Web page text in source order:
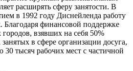
расширять сферу занятости. В
в 1992 году Диснейленда работу
Благодаря финансовой поддержке
взявших на себя 50%
в сфере организации досуга,
30 тысяч рабочих мест с частичной